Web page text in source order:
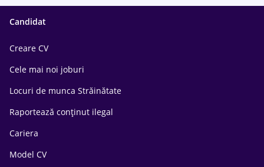
Candidat
Creare CV
Cele mai noi joburi
Locuri de munca Străinătate
Raportează conținut ilegal
Cariera
Model CV